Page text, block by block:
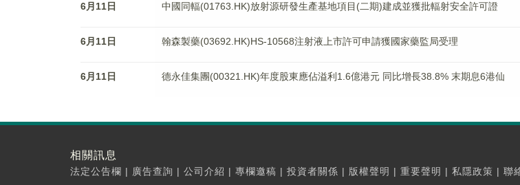
6月11日 中國同輻(01763.HK)放射源研發生產基地項目(二期)建成並獲批輻射安全許可證
6月11日 翰森製藥(03692.HK)HS-10568注射液上市許可申請獲國家藥監局受理
6月11日 德永佳集團(00321.HK)年度股東應佔溢利1.6億港元 同比增長38.8% 末期息6港仙
相關訊息
法定公告欄 | 廣告查詢 | 公司介紹 | 專欄邀稿 | 投資者關係 | 版權聲明 | 重要聲明 | 私隱政策 | 聯